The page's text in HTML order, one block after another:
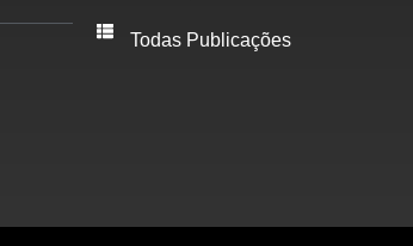
Todas Publicações